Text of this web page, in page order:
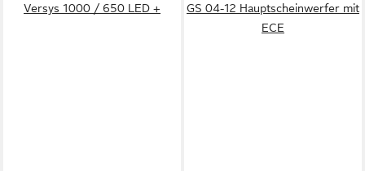
Versys 1000 / 650 LED +
GS 04-12 Hauptscheinwerfer mit
ECE